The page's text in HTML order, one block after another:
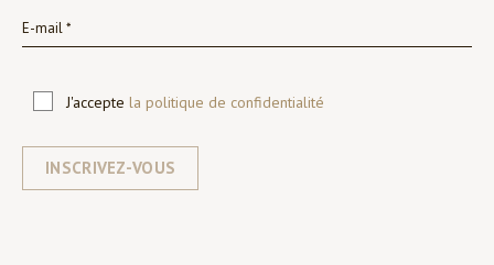
J'accepte la politique de confidentialité
INSCRIVEZ-VOUS